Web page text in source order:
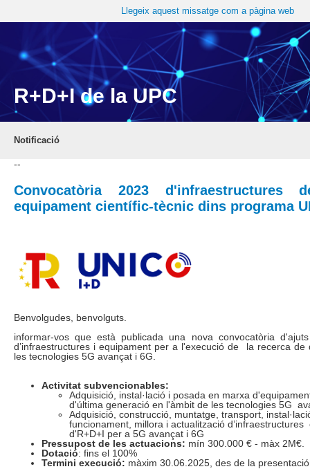
Llegeix aquest missatge com a pàgina web
R+D+I de la UPC
Notificació
--
Convocatòria 2023 d'infraestructures
equipament científic-tècnic dins programa
Benvolgudes, benvolguts.
informar-vos que està publicada una nova convocatòria
d’infraestructures i equipament per a l'execució de la recerca de
les tecnologies 5G avançat i 6G.
Activitat subvencionables:
Adquisició, instal·lació i posada en marxa
d'última generació en l'àmbit de les tecnologies 5G
Adquisició, construcció, muntatge, transport,
funcionament, millora i actualització
d'R+D+I per a 5G avançat i 6G
Pressupost de les actuacions: mín 300.000 € - màx 2M€.
Dotació: fins el 100%
Termini execució: màxim 30.06.2025, des de la